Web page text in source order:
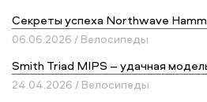
Секреты успеха Northwave
06.06.2026 / Велосипеды
Smith Triad MIPS – удачная
24.04.2026 / Велосипеды